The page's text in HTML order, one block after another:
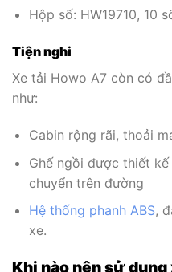
Hộp số: HW19710, 10
Tiện nghi
Xe tải Howo A7 còn có
như:
Cabin rộng rãi, thoải
Ghế ngồi được thiết
chuyển trên đường
Hệ thống phanh ABS,
xe.
Khi nào nên sử